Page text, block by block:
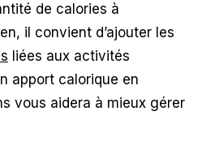
de calories à
il convient d’ajouter les
liées aux activités
apport calorique en
vous aidera à mieux gérer